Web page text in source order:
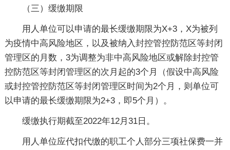
（三）缓缴期限
用人单位可以申请的最长缓缴期限为X+3，X为被列
为疫情中高风险地区，以及被纳入封控管控防范区等封闭
管理区的月数，3为调整为非中高风险地区或解除封控管
控防范区等封闭管理区的次月起的3个月（假设中高风险
或封控管控防范区等封闭管理区时间为2个月，则单位可
以申请的最长缓缴期限为2+3，即5个月）。
缓缴执行期截至2022年12月31日。
用人单位应代扣代缴的职工个人部分三项社保费一并